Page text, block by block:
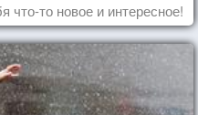
что-то новое и интересное!